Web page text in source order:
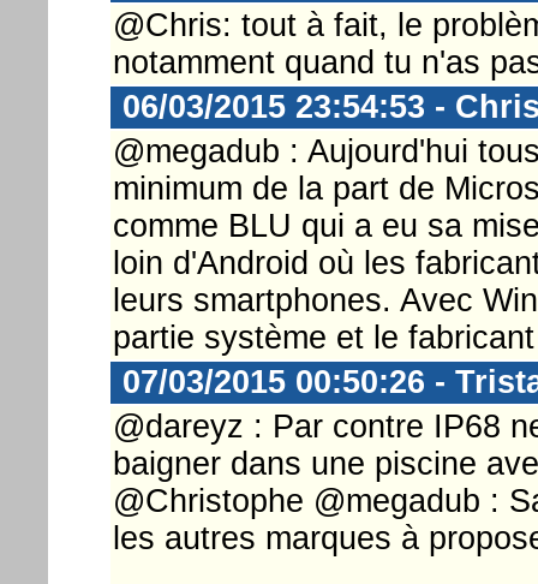
@Chris: tout à fait, le
notamment quand tu n'as
06/03/2015 23:54:53 -
@megadub : Aujourd'hui
minimum de la part de
comme BLU qui a eu sa
loin d'Android où les
leurs smartphones. Avec
partie système et le
07/03/2015 00:50:26 -
@dareyz : Par contre IP68
baigner dans une piscine
@Christophe @megadub :
les autres marques à